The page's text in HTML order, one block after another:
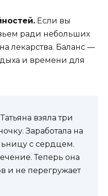
Если вы
ради небольших
лекарства. Баланс —
и времени для
взяла три
Заработала на
с сердцем.
Теперь она
и не перегружает